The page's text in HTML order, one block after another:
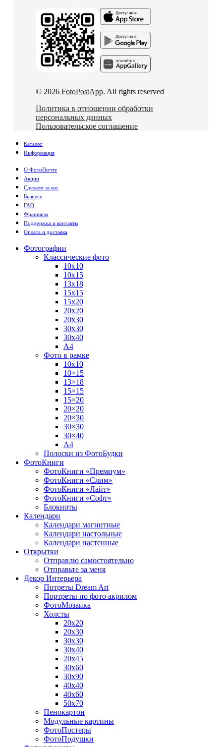
© 2026 FotoPostApp. All rights reserved
Политика в отношении обработки
персональных данных
Пользовательское соглашение
Каталог
Информация
О ФотоПочте
Акции
Сделаем за вас
Бизнесу
FAQ
Франшиза
Поддержка и контакты
Оплата и доставка
Фотографии
Классические фото
10х10
10х15
13х18
15х15
15х20
20х20
20х30
30х30
30х40
А4
Фото в рамке
10х10
10×15
13×18
15×15
15×20
20×20
20×30
30×30
30×40
A4
Полоски из ФотоБудки
ФотоКниги
ФотоКниги «Премиум»
ФотоКниги «Слим»
ФотоКниги «Лайт»
ФотоКниги «Софт»
Блокноты
Календари
Календари магнитные
Календари настольные
Календари настенные
Открытки
Отправлю самостоятельно
Отправьте за меня
Декор Интерьера
Потреты Dream Art
Портреты по фото акрилом
ФотоМозаика
Холсты
20х20
20х30
30х30
30х40
20х45
30х60
30х90
40х40
40х60
50х70
Пенокартон
Модульные картины
ФотоПостеры
ФотоПодушки